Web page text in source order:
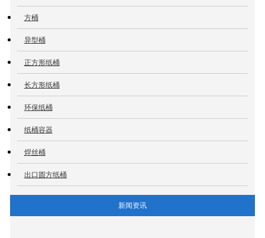
方桶
异型桶
正方形纸桶
长方形纸桶
环保纸桶
纸桶容器
焊丝桶
出口圆方纸桶
新闻资讯